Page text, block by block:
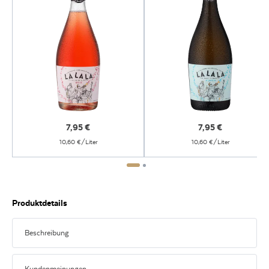
7,95€
10,60 €/Liter
7,95€
10,60 €/Liter
Produktdetails
Beschreibung
Gute Laune Macher Set